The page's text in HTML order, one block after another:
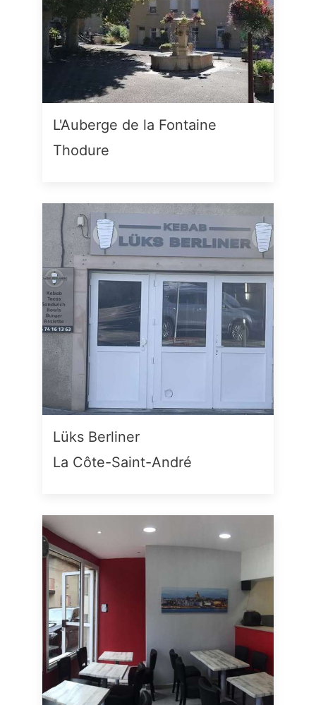
L'Auberge de la Fontaine
Thodure
Lüks Berliner
La Côte-Saint-André